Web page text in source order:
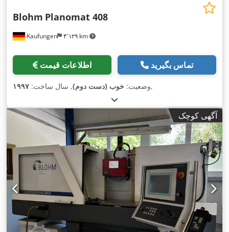
Kaufungen ۴٬۱۲۹ km
Blohm Planomat 408
اطلاعات قیمت تماس بگیرید
وضعیت: خوب (دست دوم), سال ساخت: ۱۹۹۷ ,
آگهی کوچک